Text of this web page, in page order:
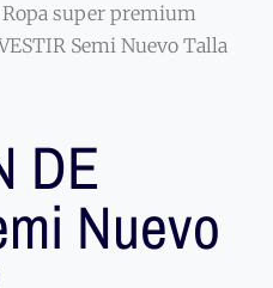
Ropa super premium
Semi Nuevo Talla
DE
Nuevo